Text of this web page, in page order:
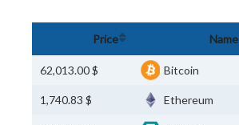
Name
Price
Bitcoin
$ 62,013.00
Ethereum
$ 1,740.83